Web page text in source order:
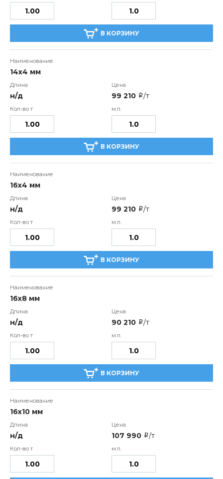
В КОРЗИНУ
14х4 мм
н/д 99 210 i/т
В КОРЗИНУ
16х4 мм
н/д 99 210 i/т
В КОРЗИНУ
16х8 мм
н/д 90 210 i/т
В КОРЗИНУ
16х10 мм
н/д 107 990 i/т